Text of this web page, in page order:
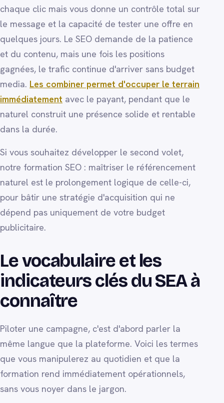
chaque clic mais vous donne un contrôle total sur
le message et la capacité de tester une offre en
quelques jours. Le SEO demande de la patience
et du contenu, mais une fois les positions
gagnées, le trafic continue d'arriver sans budget
media. Les combiner permet d'occuper le terrain
immédiatement avec le payant, pendant que le
naturel construit une présence solide et rentable
dans la durée.
Si vous souhaitez développer le second volet,
notre formation SEO : maîtriser le référencement
naturel est le prolongement logique de celle-ci,
pour bâtir une stratégie d'acquisition qui ne
dépend pas uniquement de votre budget
publicitaire.
Le vocabulaire et les
indicateurs clés du SEA à
connaître
Piloter une campagne, c'est d'abord parler la
même langue que la plateforme. Voici les termes
que vous manipulerez au quotidien et que la
formation rend immédiatement opérationnels,
sans vous noyer dans le jargon.